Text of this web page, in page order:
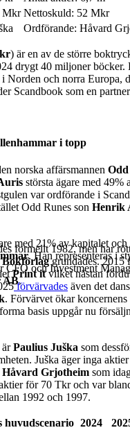
Mkr Nettoskuld: 52 Mkr
Ordförande: Håvard
) är en av de större
drygt 40 miljoner böcker.
Norden och norra Europa,
Scandbook som en
i topp
norska affärsmannen
största ägare med 49%
var ordförande i
Odd Runes son Henrik
med 21% av kapitalet
. Han representeras i
CFO och Investment
AB.
formellt 1982, men har
Bokförlaggrundades. 2015
Print itvilket nästan
förvärvades även det
. Förvärvet ökar
basis uppgår nu
ärPaulius Juška som
Juška äger inga
Håvard Grjotheim som
för 70 Tkr och var
1992 och 1997.
huvudscenario 2024